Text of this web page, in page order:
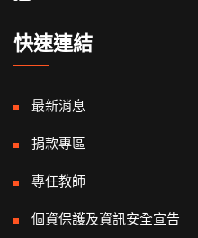
快速連結
最新消息
捐款專區
專任教師
個資保護及資訊安全宣告